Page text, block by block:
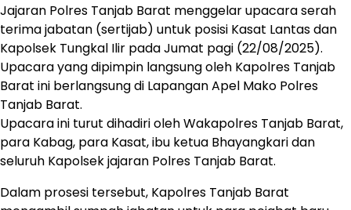
Jajaran Polres Tanjab Barat menggelar upacara serah
terima jabatan (sertijab) untuk posisi Kasat Lantas dan
Kapolsek Tungkal Ilir pada Jumat pagi (22/08/2025).
Upacara yang dipimpin langsung oleh Kapolres Tanjab
Barat ini berlangsung di Lapangan Apel Mako Polres
Tanjab Barat.
Upacara ini turut dihadiri oleh Wakapolres Tanjab Barat,
para Kabag, para Kasat, ibu ketua Bhayangkari dan
seluruh Kapolsek jajaran Polres Tanjab Barat.
Dalam prosesi tersebut, Kapolres Tanjab Barat